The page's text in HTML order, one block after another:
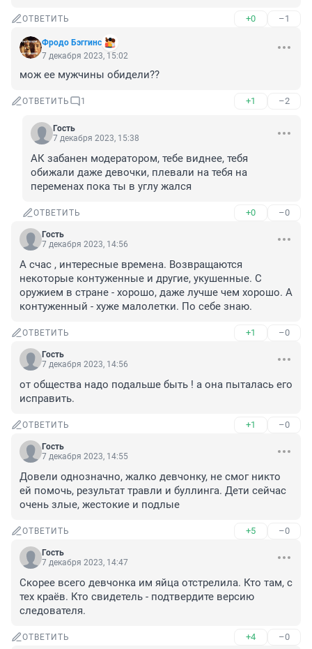
ОТВЕТИТЬ +0 –1
Фродо Бэггинс
7 декабря 2023, 15:02
мож ее мужчины обидели??
ОТВЕТИТЬ 1 +1 –2
Гость
7 декабря 2023, 15:38
АК забанен модератором, тебе виднее, тебя
обижали даже девочки, плевали на тебя на
переменах пока ты в углу жался
ОТВЕТИТЬ +0 –0
Гость
7 декабря 2023, 14:56
А счас , интересные времена. Возвращаются
некоторые контуженные и другие, укушенные. С
оружием в стране - хорошо, даже лучше чем хорошо. А
контуженный - хуже малолетки. По себе знаю.
ОТВЕТИТЬ +1 –0
Гость
7 декабря 2023, 14:56
от общества надо подальше быть ! а она пыталась его
исправить.
ОТВЕТИТЬ +1 –0
Гость
7 декабря 2023, 14:55
Довели однозначно, жалко девчонку, не смог никто
ей помочь, результат травли и буллинга. Дети сейчас
очень злые, жестокие и подлые
ОТВЕТИТЬ +5 –0
Гость
7 декабря 2023, 14:47
Скорее всего девчонка им яйца отстрелила. Кто там, с
тех краёв. Кто свидетель - подтвердите версию
следователя.
ОТВЕТИТЬ +4 –0